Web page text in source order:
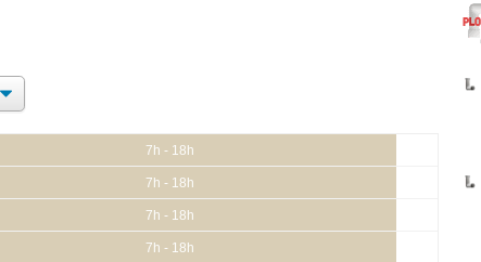
7h - 18h
7h - 18h
7h - 18h
7h - 18h